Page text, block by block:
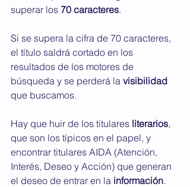
superar los 70 caracteres.
Si se supera la cifra de 70 caracteres,
el título saldrá cortado en los
resultados de los motores de
búsqueda y se perderá la visibilidad
que buscamos.
Hay que huir de los titulares literarios,
que son los típicos en el papel, y
encontrar titulares AIDA (Atención,
Interés, Deseo y Acción) que generan
el deseo de entrar en la información.